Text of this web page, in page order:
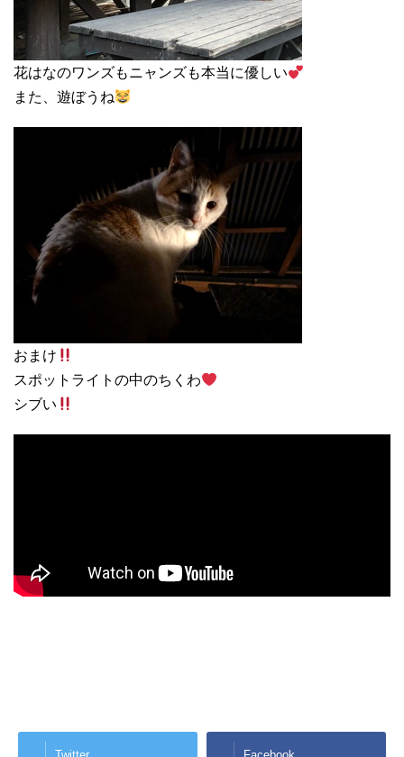
花はなのワンズもニャンズも本当に優しい
また、遊ぼうね
おまけ
スポットライトの中のちくわ
シブい